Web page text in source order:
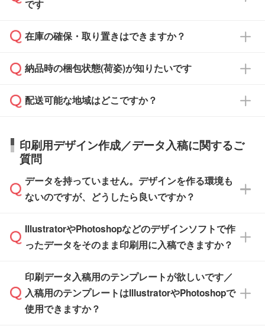
校や幼稚園・保育園であれば、同様の条件でご
ご希望の際は担当スタッフまでお気軽にご相談
ください。
ます。
たは注文フォームの『ご注文に関する備考欄』
ご入金、イメージ画像の校了から約2週間～2
ご入金確認後、1～2営業日で出荷いたしま
タッフまでお問い合わせください。
ル」に注文予定日をご入力いただくと、おおよ
その締切日や出荷目安をご確認いただけます。
品が決まりましたらお早めのご発注をお願いい
たします。
※土日祝日を除く営業日換算です。
※沖縄・離島は追加日数がかかります。
です
ご希望の納期がある場合は、お問い合わせ・お
い。
応が可能かご案内いたします。
す。>>対象商品はこちら
※最短出荷日は商品によって異なります。各商
品ページにてご確認ください
在庫の確保・取り置きはできますか？
ご入金確認後に在庫を確保し、注文確定のご連
はできかねますので予めご了承ください。
納品時の梱包状態(荷姿)が知りたいです
商品によって異なります。各ページにある商品
す。(白箱、化粧箱、ブリスターパックなど)
【袋入り】 商品がひとつずつ袋に入っていま
す。(透明袋、デザイン袋など)
【個包装なし】 個包装がされていない状態で
※化粧箱から白箱への入れ替えや、オリジナル
箱の作成は原則承っておりません。
配送可能な地域はどこですか？
日本全国へお届けが可能です。なお、海外への
直接納品は行っておりませんので予めご了承く
ださい。
印刷用デザイン作成／データ入稿に関するご
質問
データを持っていません。デザインを作る環境も
ないのですが、どうしたら良いですか？
無料の「デザインシミュレーター」を使えば、
PCやスマホから簡単にデザインを作成できま
ザインソフトがなくても安心です。
また、「データ作成サービス
IllustratorやPhotoshopなどのデザインソフトで作
ったデータをそのまま印刷用に入稿できますか？
IllustratorやPhotoshop、CLIP STUDIOなどのデ
ザインソフトでこだわりのデザインを作成した
い方は、完全データ入稿
印刷データ入稿用のテンプレートが欲しいです／
入稿用のテンプレートはIllustratorやPhotoshopで
使用できますか？